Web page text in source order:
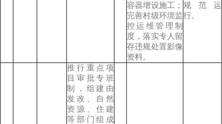
容器增设施工；
完善村级环境监
控运维管理制
度，落实专人留
存违规处置影像
资料。
规范运
行。
推行重点项
目审批专班
制，组建由
发改、自然
资源、住建
等部门组成